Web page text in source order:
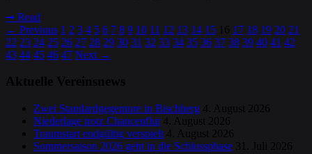
➞ Read
← Previous 1 2 3 4 5 6 7 8 9 10 11 12 13 14 15 16 17 18 19 20 21
22 23 24 25 26 27 28 29 30 31 32 33 34 35 36 37 38 39 40 41 42
43 44 45 46 47 Next →
Aktuelle Vereinsnews
Zwei Standardgegentore in Bischberg 4. August 2026
Niederlage trotz Chancenflut 4. August 2026
Traumstart endgültig verspielt 4. August 2026
Sommersaison 2026 geht in die Schlussphase 31. Juli 2026